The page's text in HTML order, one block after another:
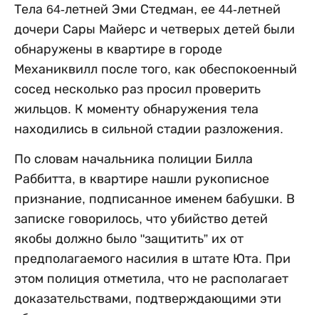
Тела 64-летней Эми Стедман, ее 44-летней
дочери Сары Майерс и четверых детей были
обнаружены в квартире в городе
Механиквилл после того, как обеспокоенный
сосед несколько раз просил проверить
жильцов. К моменту обнаружения тела
находились в сильной стадии разложения.
По словам начальника полиции Билла
Раббитта, в квартире нашли рукописное
признание, подписанное именем бабушки. В
записке говорилось, что убийство детей
якобы должно было "защитить” их от
предполагаемого насилия в штате Юта. При
этом полиция отметила, что не располагает
доказательствами, подтверждающими эти